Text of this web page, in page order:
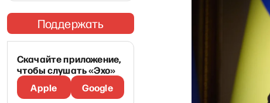
Поддержать
Скачайте приложение,
чтобы слушать «Эхо»
Apple
Google